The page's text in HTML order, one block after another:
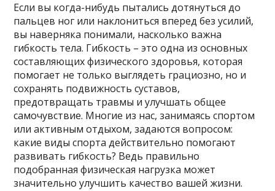
Если вы когда-нибудь пытались дотянуться до
пальцев ног или наклониться вперед без усилий,
вы наверняка понимали, насколько важна
гибкость тела. Гибкость – это одна из основных
составляющих физического здоровья, которая
помогает не только выглядеть грациозно, но и
сохранять подвижность суставов,
предотвращать травмы и улучшать общее
самочувствие. Многие из нас, занимаясь спортом
или активным отдыхом, задаются вопросом:
какие виды спорта действительно помогают
развивать гибкость? Ведь правильно
подобранная физическая нагрузка может
значительно улучшить качество вашей жизни.